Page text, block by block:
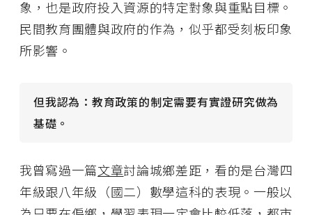
象，也是政府投入資源的特定對象與重點目標。
民間教育團體與政府的作為，似乎都受刻板印象
所影響。
但我認為：教育政策的制定需要有實證研究做為
基礎。
我曾寫過一篇文章討論城鄉差距，看的是台灣四
年級跟八年級（國二）數學這科的表現。一般以